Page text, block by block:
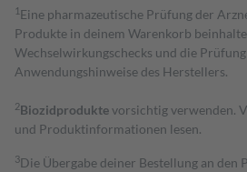
1 Eine pharmazeutische Prüfung der
Produkte in deinem Warenkorb
Wechselwirkungschecks und die
Anwendungshinweise des Herstellers.
2Biozidproduktevorsichtig verwenden.
und Produktinformationen lesen.
3Die Übergabe deiner Bestellung an